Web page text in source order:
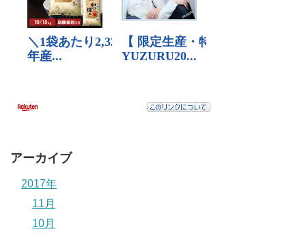
アーカイブ
2017年
11月
10月